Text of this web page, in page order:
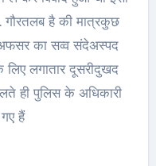
गौरतलब है की मात्रकुछ
अफसर का सव्व संदेअस्पद
लगातार दूसरीदुखद
ही पुलिस के अधिकारी
हैं